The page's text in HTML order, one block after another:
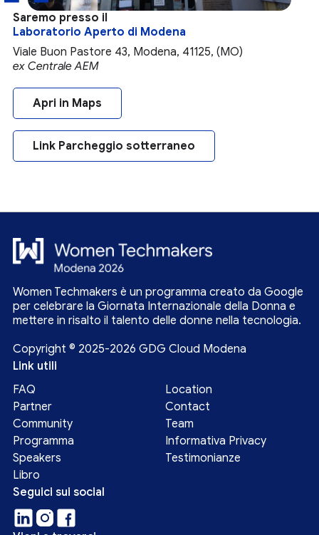
Saremo presso il
Laboratorio Aperto di Modena
Viale Buon Pastore 43, Modena, 41125, (MO)
ex Centrale AEM
Apri in Maps
Link Parcheggio sotterraneo
Women Techmakers è un programma creato da Google
per celebrare la Giornata Internazionale della Donna e
mettere in risalto il talento delle donne nella tecnologia.
Copyright © 2025-2026 GDG Cloud Modena
Seguici sui social
Link utili
FAQ
Partner
Community
Programma
Speakers
Libro
Location
Contact
Team
Informativa Privacy
Testimonianze